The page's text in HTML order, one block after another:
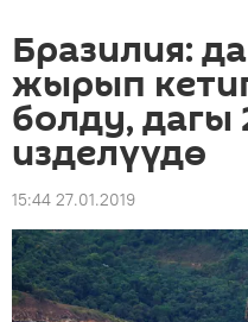
Бразилия:
жырып
болду, дагы
изделүүдө
15:44 27.01.2019